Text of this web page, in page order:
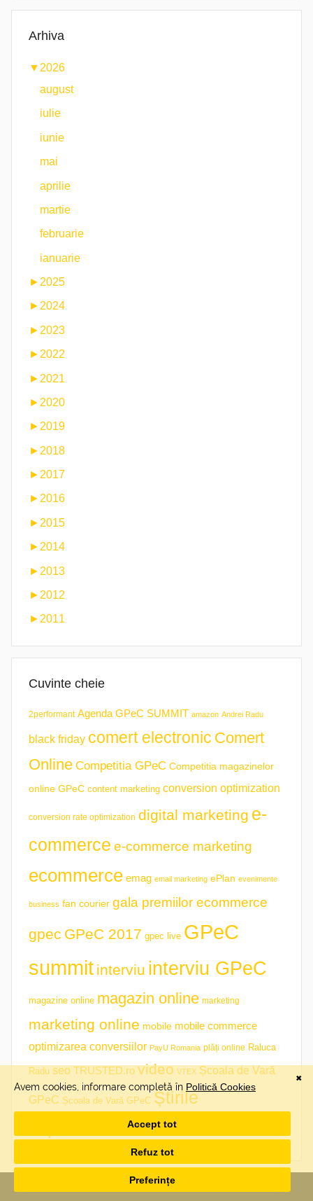
Arhiva
▼ 2026
august
iulie
iunie
mai
aprilie
martie
februarie
ianuarie
► 2025
►2024
► 2023
► 2022
► 2021
► 2020
► 2019
► 2018
► 2017
►2016
► 2015
► 2014
► 2013
► 2012
► 2011
Cuvinte cheie
2performant Agenda GPeC SUMMIT amazon Andrei Radu
black friday comert electronic Comert
Online Competitia GPeC Competitia magazinelor
online GPeC content marketing conversion optimization
conversion rate optimization digital marketing e-
commerce e-commerce marketing
ecommerce emag email marketing ePlan evenimente
business fan courier gala premiilor ecommerce
gpec GPeC 2017 gpec live GPeC
summit interviu interviu GPeC
magazine online magazin online marketing
marketing online mobile mobile commerce
optimizarea conversiilor PayU Romania plăți online Raluca
Radu seo TRUSTED.ro video VTEX Școala de Vară
GPeC Școala de Vară GPeC Știrile